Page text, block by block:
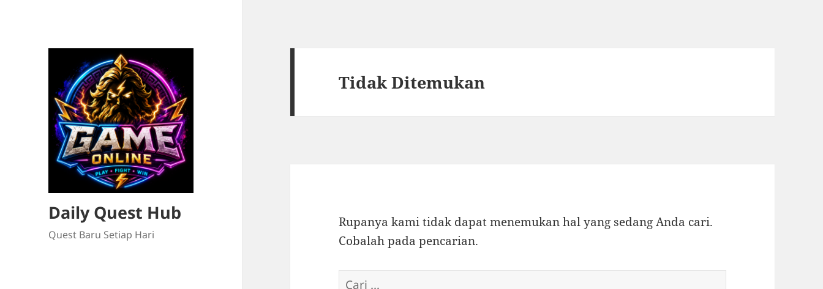
Daily Quest Hub
Quest Baru Setiap Hari
Tidak Ditemukan
Rupanya kami tidak dapat menemukan hal yang sedang Anda cari.
Cobalah pada pencarian.
Cari